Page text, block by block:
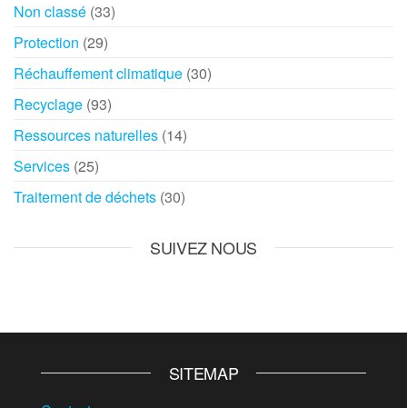
Non classé (33)
Protection (29)
Réchauffement climatique (30)
Recyclage (93)
Ressources naturelles (14)
Services (25)
Traitement de déchets (30)
SUIVEZ NOUS
SITEMAP